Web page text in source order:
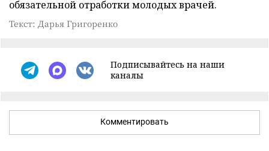
обязательной отработки молодых врачей.
Текст: Дарья Григоренко
Подписывайтесь на наши
каналы
Комментировать